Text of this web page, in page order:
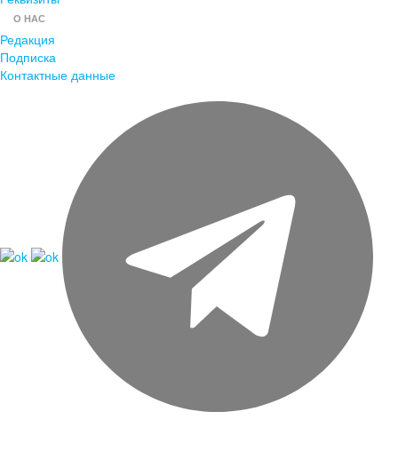
О НАС
Редакция
Подписка
Контактные данные